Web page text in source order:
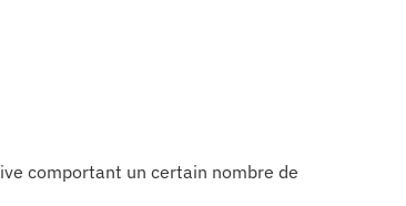
comportant un certain nombre de